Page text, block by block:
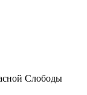
Слободы